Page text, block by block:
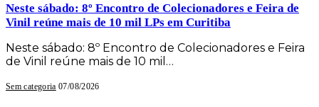
Neste sábado: 8º Encontro de Colecionadores e Feira de
Vinil reúne mais de 10 mil LPs em Curitiba
Neste sábado: 8º Encontro de Colecionadores e Feira
de Vinil reúne mais de 10 mil…
Sem categoria 07/08/2026